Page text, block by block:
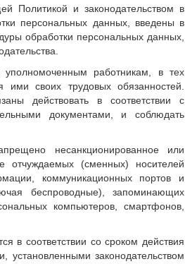
Политикой и законодательством в
персональных данных, введены в
обработки персональных данных,
работникам, в тех
ими своих трудовых обязанностей.
действовать в соответствии с
документами, и соблюдать
несанкционированное или
отчуждаемых (сменных) носителей
коммуникационных портов и
беспроводные), запоминающих
компьютеров, смартфонов,
в соответствии со сроком действия
установленными законодательством